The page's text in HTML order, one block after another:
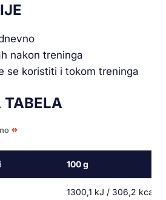
nakon treninga
se koristiti i tokom treninga
TABELA
100 g
1300,1 kJ / 306,2 kcal